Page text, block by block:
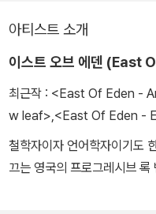
아티스트 소개
이스트 오브 에덴 (East
최근작 : <East Of Eden -
w leaf>,<East Of Eden -
철학자이자 언어학자이기도
끄는 영국의 프로그레시브 록